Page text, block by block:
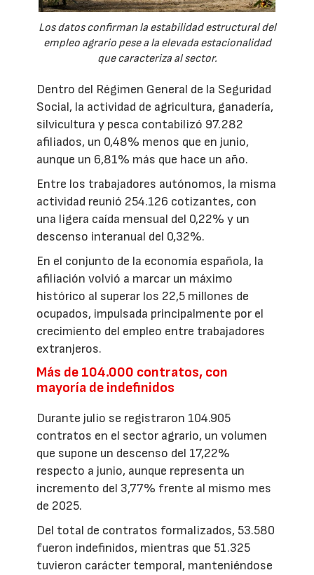
Los datos confirman la estabilidad estructural del
empleo agrario pese a la elevada estacionalidad
que caracteriza al sector.
Dentro del Régimen General de la Seguridad
Social, la actividad de agricultura, ganadería,
silvicultura y pesca contabilizó 97.282
afiliados, un 0,48% menos que en junio,
aunque un 6,81% más que hace un año.
Entre los trabajadores autónomos, la misma
actividad reunió 254.126 cotizantes, con
una ligera caída mensual del 0,22% y un
descenso interanual del 0,32%.
En el conjunto de la economía española, la
afiliación volvió a marcar un máximo
histórico al superar los 22,5 millones de
ocupados, impulsada principalmente por el
crecimiento del empleo entre trabajadores
extranjeros.
Más de 104.000 contratos, con
mayoría de indefinidos
Durante julio se registraron 104.905
contratos en el sector agrario, un volumen
que supone un descenso del 17,22%
respecto a junio, aunque representa un
incremento del 3,77% frente al mismo mes
de 2025.
Del total de contratos formalizados, 53.580
fueron indefinidos, mientras que 51.325
tuvieron carácter temporal, manteniéndose